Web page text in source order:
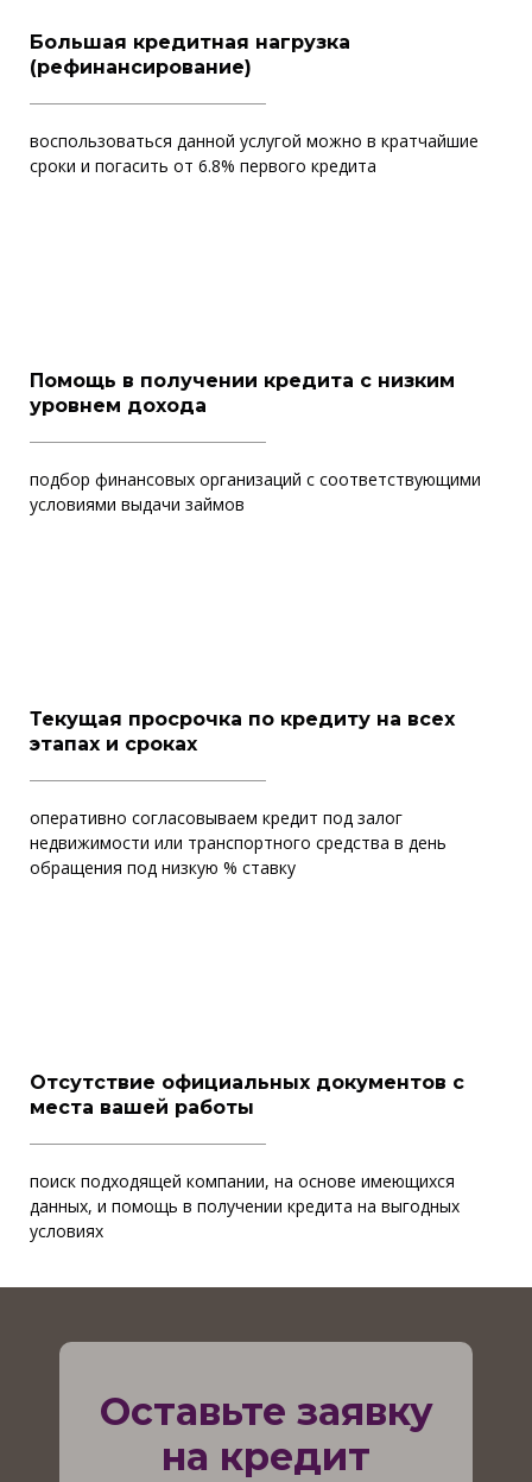
Большая кредитная нагрузка
(рефинансирование)
воспользоваться данной услугой можно в кратчайшие
сроки и погасить от 6.8% первого кредита
Помощь в получении кредита с низким
уровнем дохода
подбор финансовых организаций с соответствующими
условиями выдачи займов
Текущая просрочка по кредиту на всех
этапах и сроках
оперативно согласовываем кредит под залог
недвижимости или транспортного средства в день
обращения под низкую % ставку
Отсутствие официальных документов с
места вашей работы
поиск подходящей компании, на основе имеющихся
данных, и помощь в получении кредита на выгодных
условиях
Оставьте заявку
на кредит